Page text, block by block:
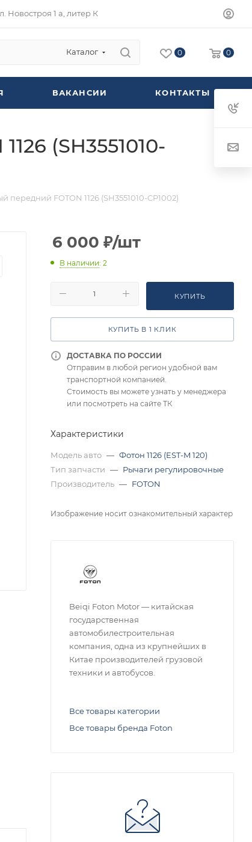
Новостроя 1 а, литер К
Каталог 0 0
ВАКАНСИИ КОНТАКТЫ
(SH3551010-
FOTON 1126 (SH3551010-CP1002)
6 000 ₽/шт
В наличии: 2
КУПИТЬ
КУПИТЬ В 1 КЛИК
ДОСТАВКА ПО РОССИИ
Отправим в любой регион удобной вам
транспортной компанией.
Стоимость вы можете узнать у менеджера
или посмотреть на сайте ТК
Характеристики
Модель авто — Фотон 1126 (EST-M 120)
Тип запчасти — Рычаги регулировочные
Производитель — FOTON
Изображение носит ознакомительный характер
Beiqi Foton Motor — китайская
государственная
автомобилестроительная
компания, одна из крупнейших в
Китае производителей грузовой
техники и автобусов.
Все товары категории
Все товары бренда Foton